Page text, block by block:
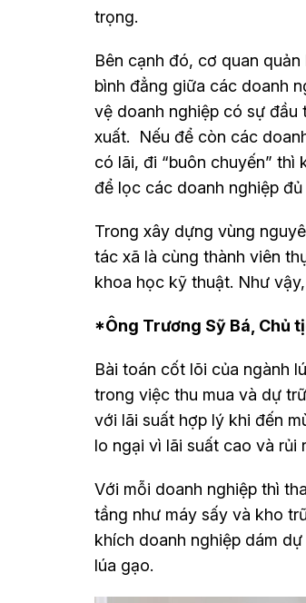
trọng.
Bên cạnh đó, cơ quan
bình đẳng giữa các doanh
vệ doanh nghiệp có sự đầu
xuất. Nếu để còn các
có lãi, đi “buôn chuyến” thì
để lọc các doanh nghiệp
Trong xây dựng vùng
tác xã là cùng thành viên
khoa học kỹ thuật. Như
*Ông Trương Sỹ Bá, Chủ
Bài toán cốt lõi của ngành
trong việc thu mua và dự
với lãi suất hợp lý khi đến
lo ngại vì lãi suất cao và rủi
Với mỗi doanh nghiệp thì
tầng như máy sấy và kho
khích doanh nghiệp dám
lúa gạo.